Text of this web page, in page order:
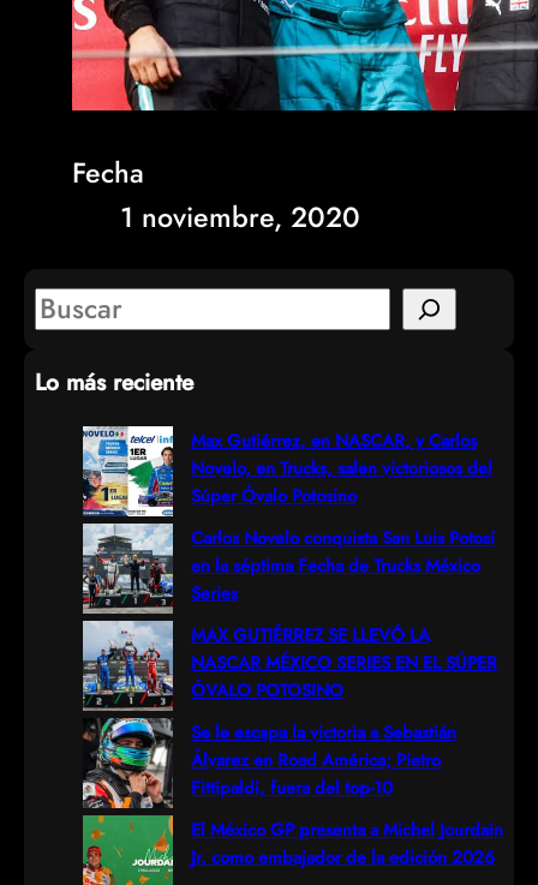
Fecha
1 noviembre, 2020
S
a
Lo más reciente
Max Gutiérrez, en NASCAR, y Carlos
Novelo, en Trucks, salen victoriosos del
Súper Óvalo Potosino
Carlos Novelo conquista San Luis Potosí
en la séptima Fecha de Trucks México
Series
MAX GUTIÉRREZ SE LLEVÓ LA
NASCAR MÉXICO SERIES EN EL SÚPER
ÓVALO POTOSINO
Se le escapa la victoria a Sebastián
Álvarez en Road América; Pietro
Fittipaldi, fuera del top-10
El México GP presenta a Michel Jourdain
Jr. como embajador de la edición 2026